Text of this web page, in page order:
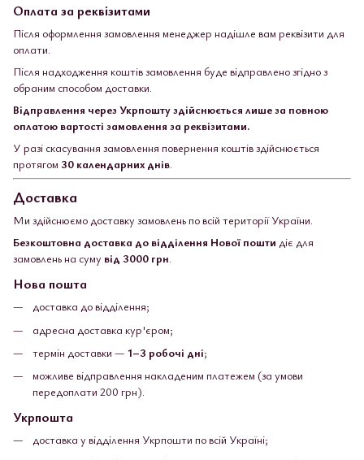
Оплата за реквізитами
Після оформлення замовлення менеджер надішле вам реквізити для
оплати.
Після надходження коштів замовлення буде відправлено згідно з
обраним способом доставки.
Відправлення через Укрпошту здійснюється лише за повною
оплатою вартості замовлення за реквізитами.
У разі скасування замовлення повернення коштів здійснюється
протягом 30 календарних днів
Доставка
Ми здійснюємо доставку замовлень по всій території України.
Безкоштовна доставка до відділення Нової пошти діє для
замовлень на суму від 3000 грн.
Нова пошта
доставка до відділення;
адресна доставка кур'єром;
термін доставки — 1–3 робочі дні;
можливе відправлення накладеним платежем (за умови
передоплати 200 грн).
Укрпошта
доставка у відділення Укрпошти по всій Україні;